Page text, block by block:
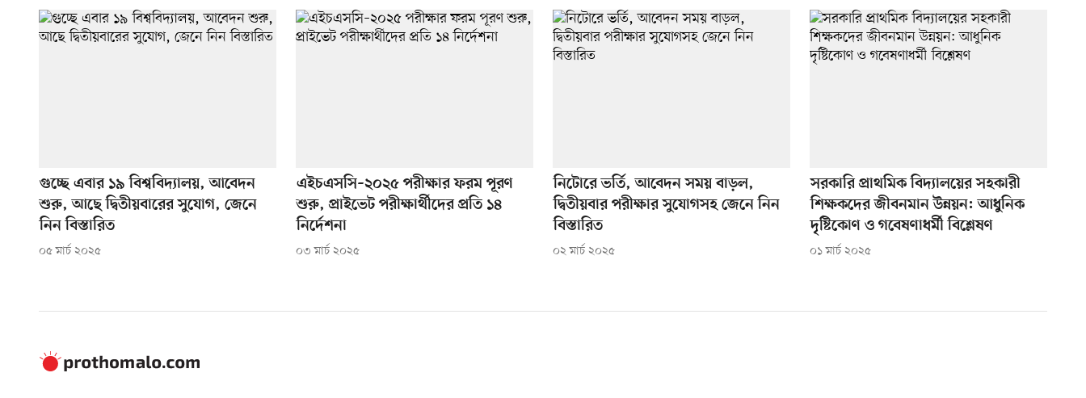
গুচ্ছে এবার ১৯ বিশ্ববিদ্যালয়, আবেদন
শুরু, আছে দ্বিতীয়বারের সুযোগ, জেনে
নিন বিস্তারিত
০৫ মার্চ ২০২৫
এইচএসসি–২০২৫ পরীক্ষার ফরম পূরণ
শুরু, প্রাইভেট পরীক্ষার্থীদের প্রতি ১৪
নির্দেশনা
০৩ মার্চ ২০২৫
নিটোরে ভর্তি, আবেদন সময় বাড়ল,
দ্বিতীয়বার পরীক্ষার সুযোগসহ জেনে নিন
বিস্তারিত
০২ মার্চ ২০২৫
সরকারি প্রাথমিক বিদ্যালয়ের সহকারী
শিক্ষকদের জীবনমান উন্নয়ন: আধুনিক
দৃষ্টিকোণ ও গবেষণাধর্মী বিশ্লেষণ
০১ মার্চ ২০২৫